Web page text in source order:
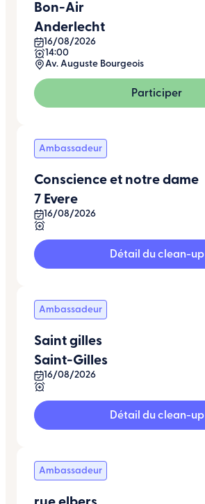
Bon-Air
Anderlecht
16/08/2026
14:00
Av. Auguste Bourgeois
Participer
Ambassadeur
Conscience et notre dame
7 Evere
16/08/2026
Détail du clean-up
Ambassadeur
Saint gilles
Saint-Gilles
16/08/2026
Détail du clean-up
Ambassadeur